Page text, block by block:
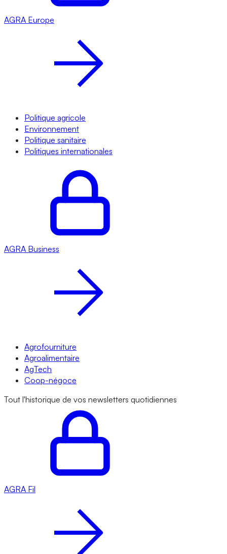
AGRA Europe
Politique agricole
Environnement
Politique sanitaire
Politiques internationales
AGRA Business
Agrofourniture
Agroalimentaire
AgTech
Coop-négoce
Tout l'historique de vos newsletters quotidiennes
AGRA Fil